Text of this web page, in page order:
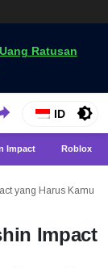
Ratusan
Hanya di VCGamers
ID
Impact Roblox
yang Harus Kamu
Impact